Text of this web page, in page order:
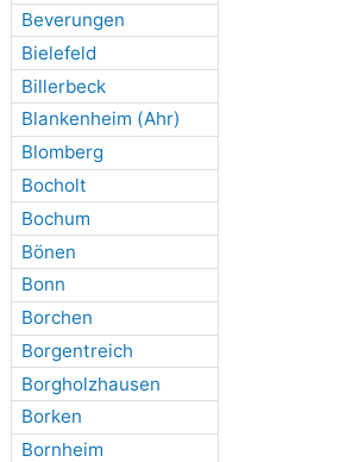
Beverungen
Bielefeld
Billerbeck
Blankenheim (Ahr)
Blomberg
Bocholt
Bochum
Bönen
Bonn
Borchen
Borgentreich
Borgholzhausen
Borken
Bornheim